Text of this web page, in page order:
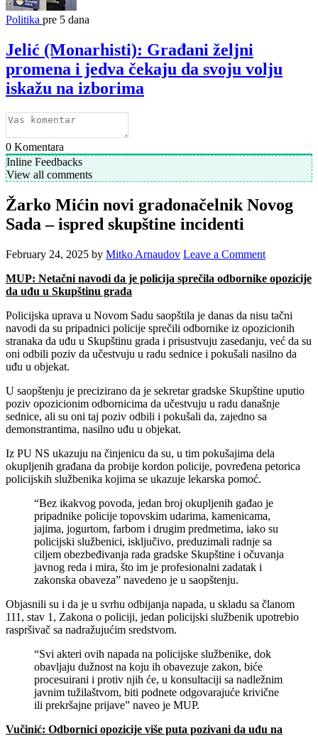
Politika pre 5 dana
Jelić (Monarhisti): Građani željni
promena i jedva čekaju da svoju volju
iskažu na izborima
0 Komentara
Inline Feedbacks
View all comments
Žarko Mićin novi gradonačelnik Novog
Sada – ispred skupštine incidenti
February 24, 2025 by Mitko Arnaudov Leave a Comment
MUP: Netačni navodi da je policija sprečila odbornike opozicije
da uđu u Skupštinu grada
Policijska uprava u Novom Sadu saopštila je danas da nisu tačni
navodi da su pripadnici policije sprečili odbornike iz opozicionih
stranaka da uđu u Skupštinu grada i prisustvuju zasedanju, već da su
oni odbili poziv da učestvuju u radu sednice i pokušali nasilno da
uđu u objekat.
U saopštenju je precizirano da je sekretar gradske Skupštine uputio
poziv opozicionim odbornicima da učestvuju u radu današnje
sednice, ali su oni taj poziv odbili i pokušali da, zajedno sa
demonstrantima, nasilno uđu u objekat.
Iz PU NS ukazuju na činjenicu da su, u tim pokušajima dela
okupljenih građana da probije kordon policije, povređena petorica
policijskih službenika kojima se ukazuje lekarska pomoć.
“Bez ikakvog povoda, jedan broj okupljenih gađao je
pripadnike policije topovskim udarima, kamenicama,
jajima, jogurtom, farbom i drugim predmetima, iako su
policijski službenici, isključivo, preduzimali radnje sa
ciljem obezbeđivanja rada gradske Skupštine i očuvanja
javnog reda i mira, što im je profesionalni zadatak i
zakonska obaveza” navedeno je u saopštenju.
Objasnili su i da je u svrhu odbijanja napada, u skladu sa članom
111, stav 1, Zakona o policiji, jedan policijski službenik upotrebio
raspršivač sa nadražujućim sredstvom.
“Svi akteri ovih napada na policijske službenike, dok
obavljaju dužnost na koju ih obavezuje zakon, biće
procesuirani i protiv njih će, u konsultaciji sa nadležnim
javnim tužilaštvom, biti podnete odgovarajuće krivične
ili prekršajne prijave” naveo je MUP.
Vučinić: Odbornici opozicije više puta pozivani da uđu na